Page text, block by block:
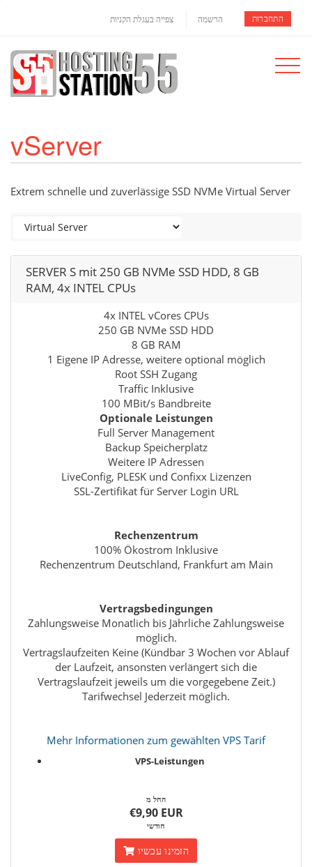
צפייה בעגלת הקניות הרשמה התחברות
Toggle
vServer
Extrem schnelle und zuverlässige SSD NVMe Virtual Server
SERVER S mit 250 GB NVMe SSD HDD, 8 GB
RAM, 4x INTEL CPUs
4x INTEL vCores CPUs
250 GB NVMe SSD HDD
8 GB RAM
1 Eigene IP Adresse, weitere optional möglich
Root SSH Zugang
Traffic Inklusive
100 MBit/s Bandbreite
Optionale Leistungen
Full Server Management
Backup Speicherplatz
Weitere IP Adressen
LiveConfig, PLESK und Confixx Lizenzen
SSL-Zertifikat für Server Login URL
Rechenzentrum
100% Ökostrom Inklusive
Rechenzentrum Deutschland, Frankfurt am Main
Vertragsbedingungen
Zahlungsweise Monatlich bis Jährliche Zahlungsweise
möglich.
Vertragslaufzeiten Keine (Kündbar 3 Wochen vor Ablauf
der Laufzeit, ansonsten verlängert sich die
Vertragslaufzeit jeweils um die vorgegebene Zeit.)
Tarifwechsel Jederzeit möglich.
Mehr Informationen zum gewählten VPS Tarif
VPS-Leistungen
החל מ
€9,90 EUR
חודשי
הזמינו עכשיו